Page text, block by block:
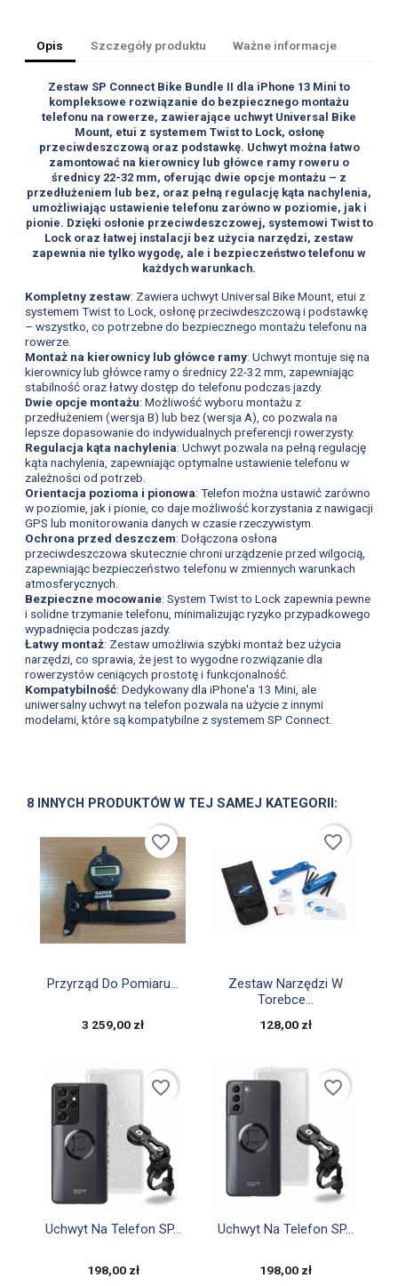
Opis Szczegóły produktu Ważne informacje
Zestaw SP Connect Bike Bundle II dla iPhone 13 Mini to
kompleksowe rozwiązanie do bezpiecznego montażu
telefonu na rowerze, zawierające uchwyt Universal Bike
Mount, etui z systemem Twist to Lock, osłonę
przeciwdeszczową oraz podstawkę. Uchwyt można łatwo
zamontować na kierownicy lub główce ramy roweru o
średnicy 22-32 mm, oferując dwie opcje montażu – z
przedłużeniem lub bez, oraz pełną regulację kąta nachylenia,
umożliwiając ustawienie telefonu zarówno w poziomie, jak i
pionie. Dzięki osłonie przeciwdeszczowej, systemowi Twist to
Lock oraz łatwej instalacji bez użycia narzędzi, zestaw
zapewnia nie tylko wygodę, ale i bezpieczeństwo telefonu w
każdych warunkach.
Kompletny zestaw: Zawiera uchwyt Universal Bike Mount, etui z
systemem Twist to Lock, osłonę przeciwdeszczową i podstawkę
– wszystko, co potrzebne do bezpiecznego montażu telefonu na
rowerze.
Montaż na kierownicy lub główce ramy: Uchwyt montuje się na
kierownicy lub główce ramy o średnicy 22-32 mm, zapewniając
stabilność oraz łatwy dostęp do telefonu podczas jazdy.
Dwie opcje montażu: Możliwość wyboru montażu z
przedłużeniem (wersja B) lub bez (wersja A), co pozwala na
lepsze dopasowanie do indywidualnych preferencji rowerzysty.
Regulacja kąta nachylenia: Uchwyt pozwala na pełną regulację
kąta nachylenia, zapewniając optymalne ustawienie telefonu w
zależności od potrzeb.
Orientacja pozioma i pionowa: Telefon można ustawić zarówno
w poziomie, jak i pionie, co daje możliwość korzystania z nawigacji
GPS lub monitorowania danych w czasie rzeczywistym.
Ochrona przed deszczem: Dołączona osłona
przeciwdeszczowa skutecznie chroni urządzenie przed wilgocią,
zapewniając bezpieczeństwo telefonu w zmiennych warunkach
atmosferycznych.
Bezpieczne mocowanie: System Twist to Lock zapewnia pewne
i solidne trzymanie telefonu, minimalizując ryzyko przypadkowego
wypadnięcia podczas jazdy.
Łatwy montaż: Zestaw umożliwia szybki montaż bez użycia
narzędzi, co sprawia, że jest to wygodne rozwiązanie dla
rowerzystów ceniących prostotę i funkcjonalność.
Kompatybilność: Dedykowany dla iPhone'a 13 Mini, ale
uniwersalny uchwyt na telefon pozwala na użycie z innymi
modelami, które są kompatybilne z systemem SP Connect.
8 INNYCH PRODUKTÓW W TEJ SAMEJ KATEGORII:
Szybki podgląd
Przyrząd Do Pomiaru...
3 259,00 zł
favorite_border
Szybki podgląd
Zestaw Narzędzi W
Torebce...
128,00 zł
favorite_border
Szybki podgląd
Uchwyt Na Telefon SP...
198,00 zł
favorite_border
Szybki podgląd
Uchwyt Na Telefon SP...
198,00 zł
favorite_border